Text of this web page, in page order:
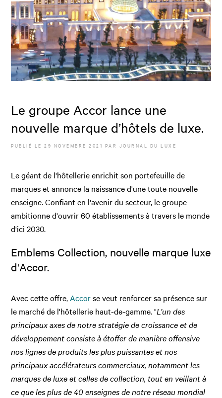
Le groupe Accor lance une
nouvelle marque d’hôtels de luxe.
PUBLIÉ LE29 NOVEMBRE 2021 PAR JOURNAL DU LUXE
Le géant de l'hôtellerie enrichit son portefeuille de
marques et annonce la naissance d'une toute nouvelle
enseigne. Confiant en l'avenir du secteur, le groupe
ambitionne d'ouvrir 60 établissements à travers le monde
d'ici 2030.
Emblems Collection, nouvelle marque luxe
d'Accor.
Avec cette offre, Accorse veut renforcer sa présence sur
le marché de l'hôtellerie haut-de-gamme. "L’un des
principaux axes de notre stratégie de croissance et de
développement consiste à étoffer de manière offensive
nos lignes de produits les plus puissantes et nos
principaux accélérateurs commerciaux, notamment les
marques de luxe et celles de collection, tout en veillant à
ce que les plus de 40 enseignes de notre réseau mondial